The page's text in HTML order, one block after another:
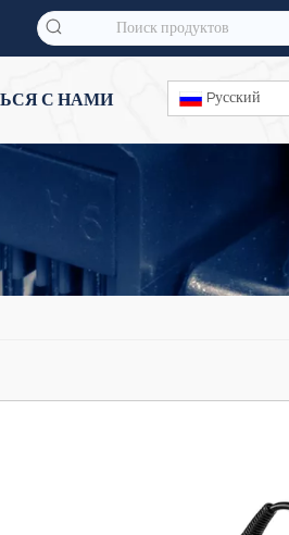
С НАМИ Pусский